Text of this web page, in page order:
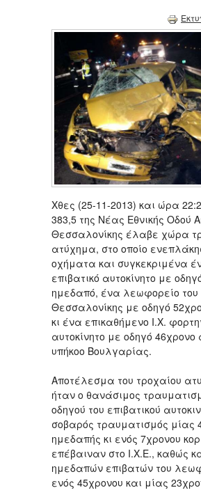
Χθες (25-11-2013) και ώρα
383,5 της Νέας Εθνικής Οδού
Θεσσαλονίκης έλαβε χώρα
ατύχημα, στο οποίο
οχήματα και συγκεκριμένα
επιβατικό αυτοκίνητο με
ημεδαπό, ένα λεωφορείο
Θεσσαλονίκης με οδηγό
κι ένα επικαθήμενο Ι.Χ.
αυτοκίνητο με οδηγό
υπήκοο Βουλγαρίας.
Αποτέλεσμα του τροχαίου
ήταν ο θανάσιμος
οδηγού του επιβατικού
σοβαρός τραυματισμός μίας
ημεδαπής κι ενός 7χρονου
επέβαιναν στο Ι.Χ.Ε., καθώς
ημεδαπών επιβατών του
ενός 45χρονου και μίας